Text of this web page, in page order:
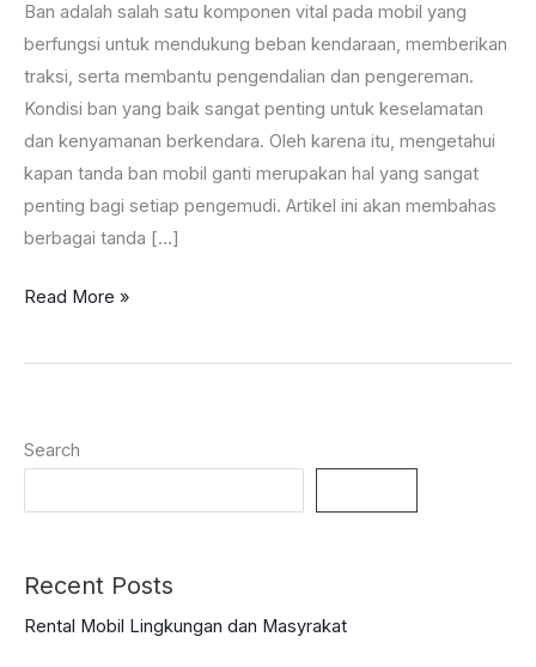
Ban adalah salah satu komponen vital pada mobil yang
berfungsi untuk mendukung beban kendaraan, memberikan
traksi, serta membantu pengendalian dan pengereman.
Kondisi ban yang baik sangat penting untuk keselamatan
dan kenyamanan berkendara. Oleh karena itu, mengetahui
kapan tanda ban mobil ganti merupakan hal yang sangat
penting bagi setiap pengemudi. Artikel ini akan membahas
berbagai tanda […]
Tanda
Mobil
Cek
Read More »
Search
Recent Posts
Rental Mobil Lingkungan dan Masyrakat